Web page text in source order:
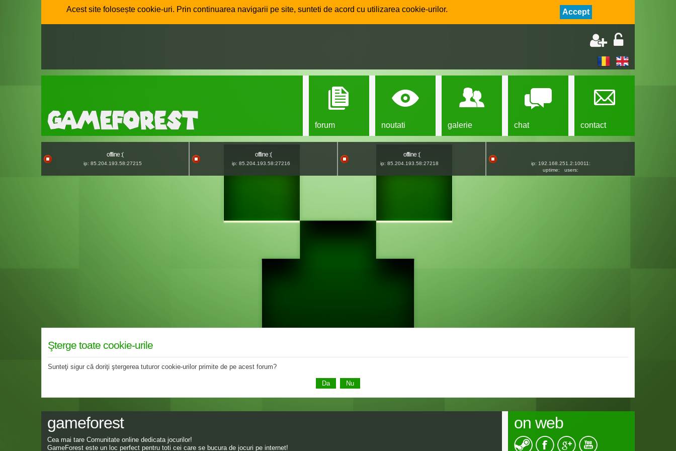
Acest site folosește cookie-uri. Prin continuarea navigarii pe site, sunteti de acord cu utilizarea cookie-urilor. Accept
forum noutati galerie chat contact
offline :(
ip: 85.204.193.58:27215
offline :(
ip: 85.204.193.58:27216
offline :(
ip: 85.204.193.58:27218
ip: 192.168.251.2:10011:
uptime:
users:
Şterge toate cookie-urile
Sunteţi sigur că doriţi ştergerea tuturor cookie-urilor primite de pe acest forum?
gameforest
Cea mai tare Comunitate online dedicata jocurilor!
GameForest este un loc perfect pentru toti cei care se bucura de jocuri pe internet!
on web